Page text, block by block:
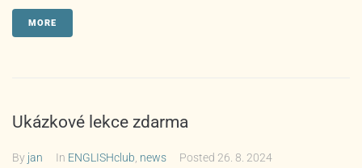
MORE
Ukázkové lekce zdarma
By jan In ENGLISHclub, news Posted 26. 8. 2024